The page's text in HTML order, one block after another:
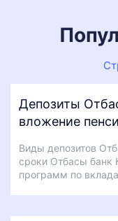
Депозиты
вложение
Виды депозитов
сроки Отбасы банк
программ по